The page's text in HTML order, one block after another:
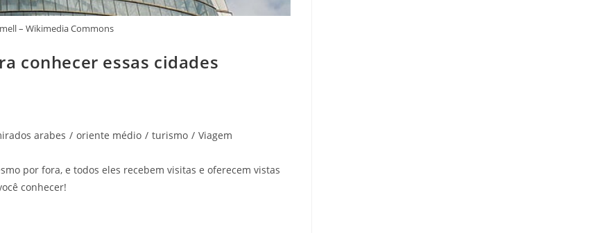
– Wikimedia Commons
conhecer essas cidades
arabes / oriente médio / turismo / Viagem
por fora, e todos eles recebem visitas e oferecem vistas
conhecer!